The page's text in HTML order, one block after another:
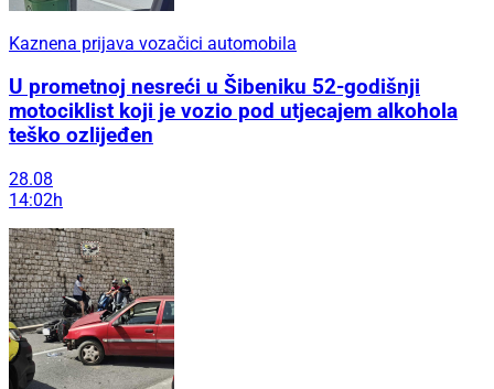
Kaznena prijava vozačici automobila
U prometnoj nesreći u Šibeniku 52-godišnji
motociklist koji je vozio pod utjecajem alkohola
teško ozlijeđen
28.08
14:02h